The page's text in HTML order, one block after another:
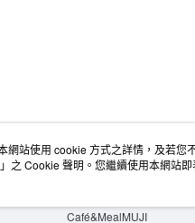
店舖情報
門市服務
Café&MealMUJI
網站使用 cookie 方式之詳情，及若
」之 Cookie 聲明。您繼續使用本網站